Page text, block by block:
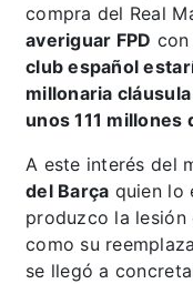
compra del Real
averiguar FPD con
club español
millonaria
unos 111 millones
A este interés del
del Barça quien lo
produzco la lesión
como su
se llegó a